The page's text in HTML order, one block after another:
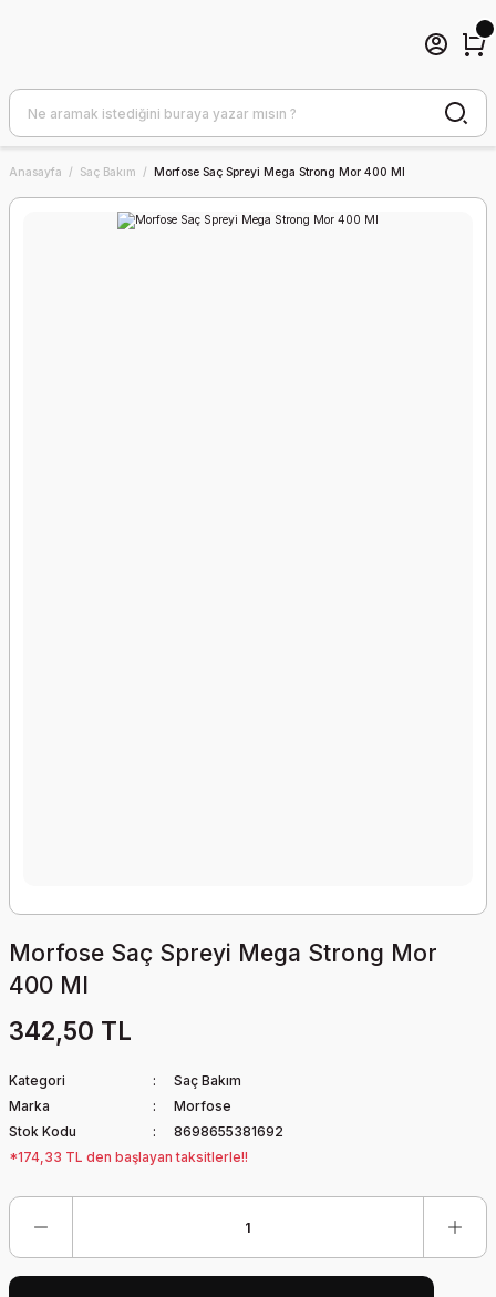
Anasayfa Saç Bakım Morfose Saç Spreyi Mega Strong Mor 400 Ml
Morfose Saç Spreyi Mega Strong Mor
400 Ml
342,50 TL
Kategori
Saç Bakım
Marka
Morfose
Stok Kodu
8698655381692
*174,33 TL den başlayan taksitlerle!!